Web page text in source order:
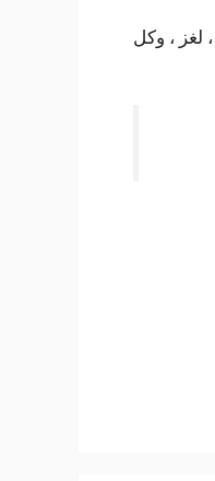
لغز ، وكل